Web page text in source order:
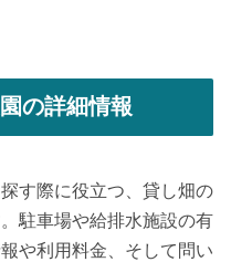
の詳細情報
す際に役立つ、貸し畑の
駐車場や給排水施設の有
や利用料金、そして問い